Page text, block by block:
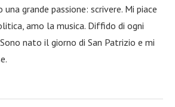
una grande passione: scrivere. Mi piace
amo la musica. Diffido di ogni
nato il giorno di San Patrizio e mi